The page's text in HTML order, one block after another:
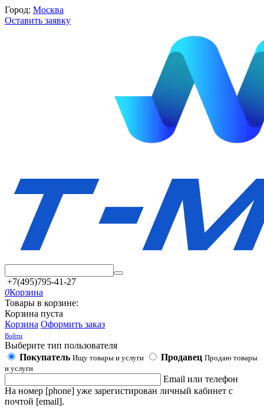
Город: Москва
Оставить заявку
+7(495)795-41-27
0Корзина
Товары в корзине:
Корзина пуста
Корзина Оформить заказ
Войти
Выберите тип пользователя
Покупатель Ищу товары и услуги Продавец Продаю товары
и услуги
Email или телефон
На номер [phone] уже зарегистирован личный кабинет с
почтой [email].